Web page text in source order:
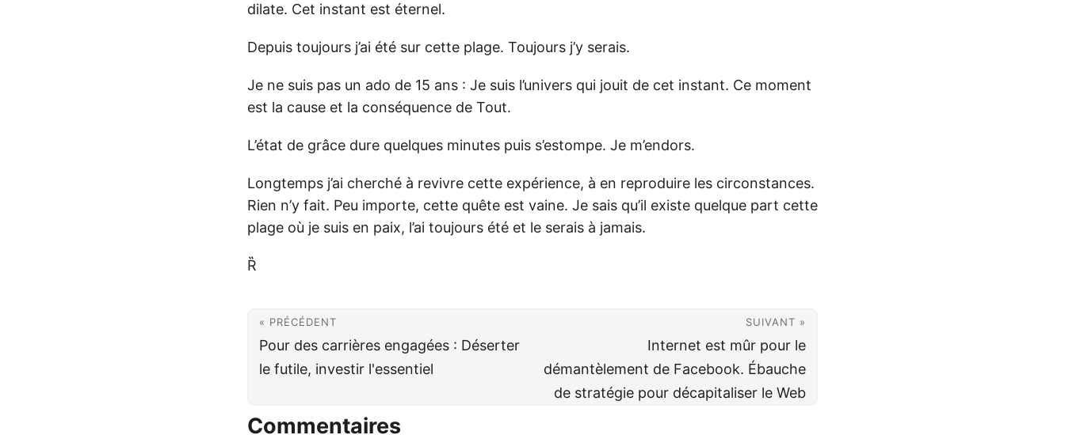
dilate. Cet instant est éternel.
Depuis toujours j’ai été sur cette plage. Toujours j’y serais.
Je ne suis pas un ado de 15 ans : Je suis l’univers qui jouit de cet instant. Ce moment
est la cause et la conséquence de Tout.
L’état de grâce dure quelques minutes puis s’estompe. Je m’endors.
Longtemps j’ai cherché à revivre cette expérience, à en reproduire les circonstances.
Rien n’y fait. Peu importe, cette quête est vaine. Je sais qu’il existe quelque part cette
plage où je suis en paix, l’ai toujours été et le serais à jamais.
Ȑ
« PRÉCÉDENT
Pour des carrières engagées : Déserter
le futile, investir l'essentiel
SUIVANT »
Internet est mûr pour le
démantèlement de Facebook. Ébauche
de stratégie pour décapitaliser le Web
Commentaires